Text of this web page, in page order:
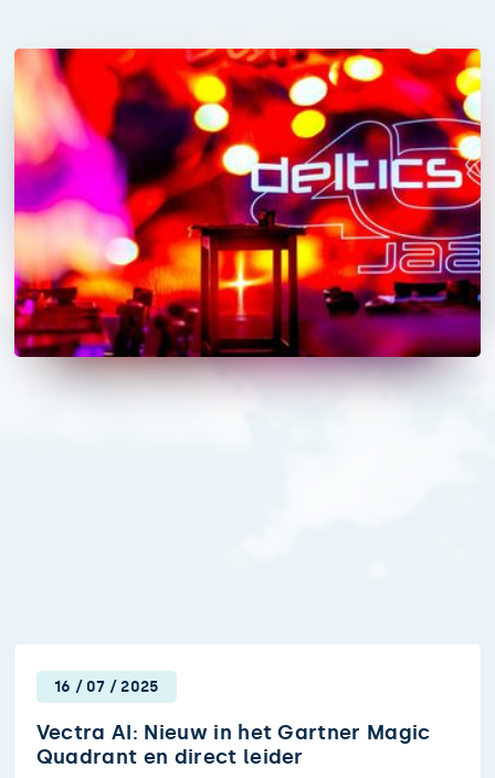
27 /2025
Deltics viert 40-jarig jubileum
Deltics viert 40 jaar met een knallende start!
Lees meer
16 / 07 / 2025
Vectra AI: Nieuw in het Gartner Magic
Quadrant en direct leider